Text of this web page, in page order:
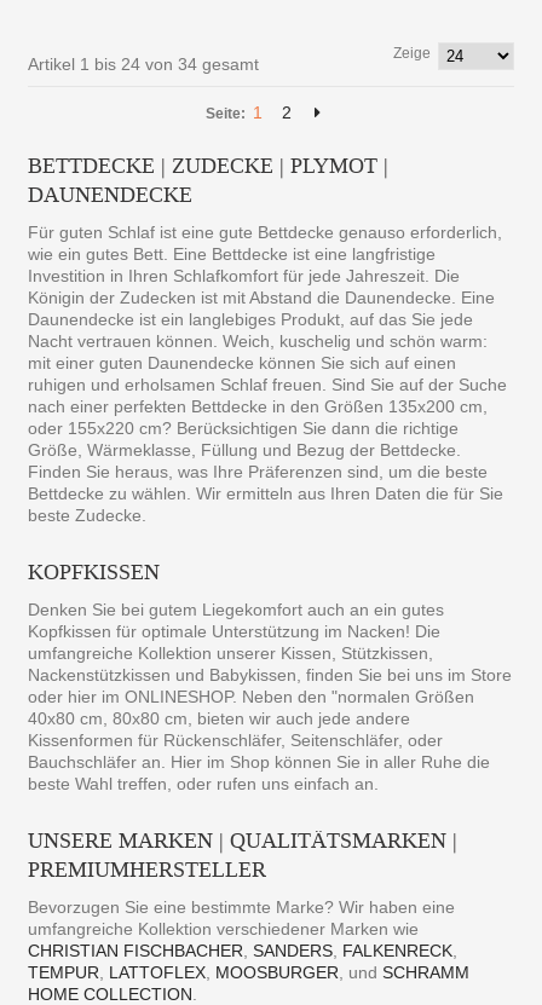
Artikel 1 bis 24 von 34 gesamt
Zeige
Seite: 1 2
BETTDECKE | ZUDECKE | PLYMOT |
DAUNENDECKE
Für guten Schlaf ist eine gute Bettdecke genauso erforderlich,
wie ein gutes Bett. Eine Bettdecke ist eine langfristige
Investition in Ihren Schlafkomfort für jede Jahreszeit. Die
Königin der Zudecken ist mit Abstand die Daunendecke. Eine
Daunendecke ist ein langlebiges Produkt, auf das Sie jede
Nacht vertrauen können. Weich, kuschelig und schön warm:
mit einer guten Daunendecke können Sie sich auf einen
ruhigen und erholsamen Schlaf freuen. Sind Sie auf der Suche
nach einer perfekten Bettdecke in den Größen 135x200 cm,
oder 155x220 cm? Berücksichtigen Sie dann die richtige
Größe, Wärmeklasse, Füllung und Bezug der Bettdecke.
Finden Sie heraus, was Ihre Präferenzen sind, um die beste
Bettdecke zu wählen. Wir ermitteln aus Ihren Daten die für Sie
beste Zudecke.
KOPFKISSEN
Denken Sie bei gutem Liegekomfort auch an ein gutes
Kopfkissen für optimale Unterstützung im Nacken! Die
umfangreiche Kollektion unserer Kissen, Stützkissen,
Nackenstützkissen und Babykissen, finden Sie bei uns im Store
oder hier im ONLINESHOP. Neben den "normalen Größen
40x80 cm, 80x80 cm, bieten wir auch jede andere
Kissenformen für Rückenschläfer, Seitenschläfer, oder
Bauchschläfer an. Hier im Shop können Sie in aller Ruhe die
beste Wahl treffen, oder rufen uns einfach an.
UNSERE MARKEN | QUALITÄTSMARKEN |
PREMIUMHERSTELLER
Bevorzugen Sie eine bestimmte Marke? Wir haben eine
umfangreiche Kollektion verschiedener Marken wie
CHRISTIAN FISCHBACHER ,SANDERS FALKENRECK
TEMPUR
LATTOFLEX MOOSBURGER , und SCHRAMM
HOME COLLECTION